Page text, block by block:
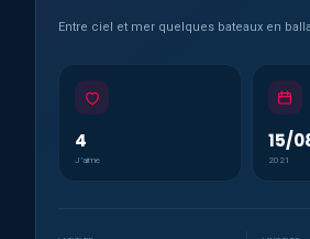
Entre ciel et mer quelques bateaux en
4
J’aime
15/
2021